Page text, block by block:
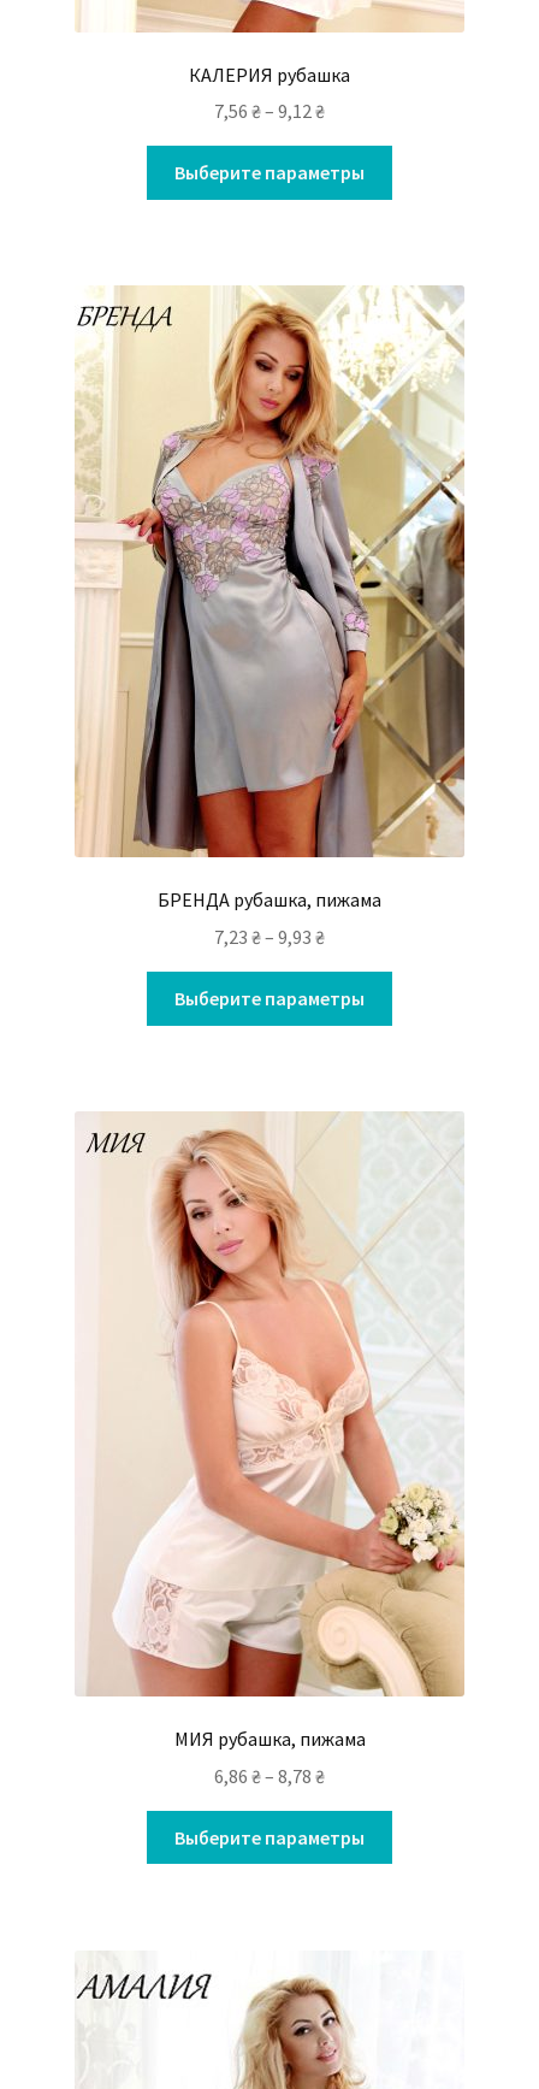
КАЛЕРИЯ рубашка
7,56 ₴– 9,12₴
Выберите параметры
БРЕНДА рубашка, пижама
7,23 ₴– 9,93 ₴
Выберите параметры
МИЯ рубашка, пижама
6,86 ₴– 8,78 ₴
Выберите параметры